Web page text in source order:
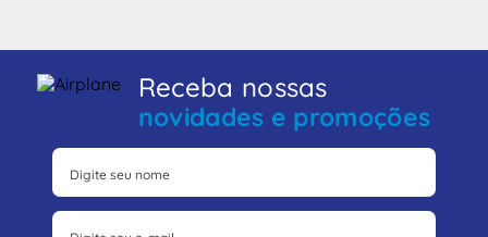
Receba nossas
novidades e promoções